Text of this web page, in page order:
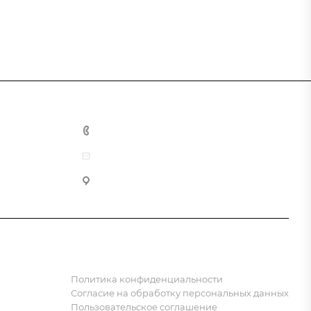
Политика конфиденциальности
Согласие на обработку персональных данных
Пользовательское соглашение